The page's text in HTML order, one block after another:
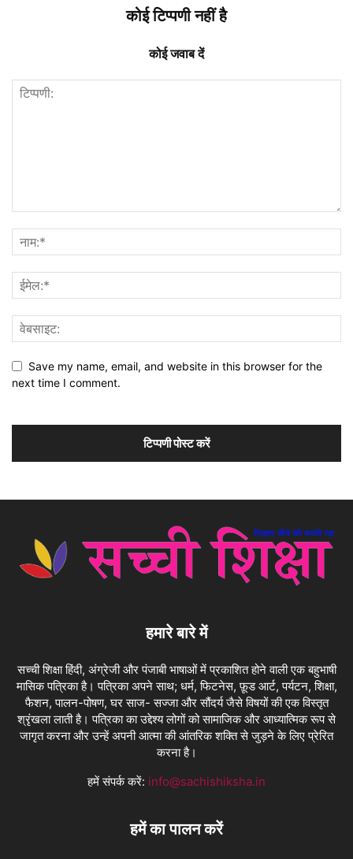
कोई टिप्पणी नहीं है
कोई जवाब दें
Save my name, email, and website in this browser for the
next time I comment.
हमारे बारे में
सच्ची शिक्षा हिंदी, अंग्रेजी और पंजाबी भाषाओं में प्रकाशित होने वाली एक बहुभाषी
मासिक पत्रिका है। पत्रिका अपने साथ; धर्म, फिटनेस, फ़ूड आर्ट, पर्यटन, शिक्षा,
फैशन, पालन-पोषण, घर साज- सज्जा और सौंदर्य जैसे विषयों की एक विस्तृत
श्रृंखला लाती है। पत्रिका का उद्देश्य लोगों को सामाजिक और आध्यात्मिक रूप से
जागृत करना और उन्हें अपनी आत्मा की आंतरिक शक्ति से जुड़ने के लिए प्रेरित
करना है।
हमें संपर्क करें: info@sachishiksha.in
हमें का पालन करें